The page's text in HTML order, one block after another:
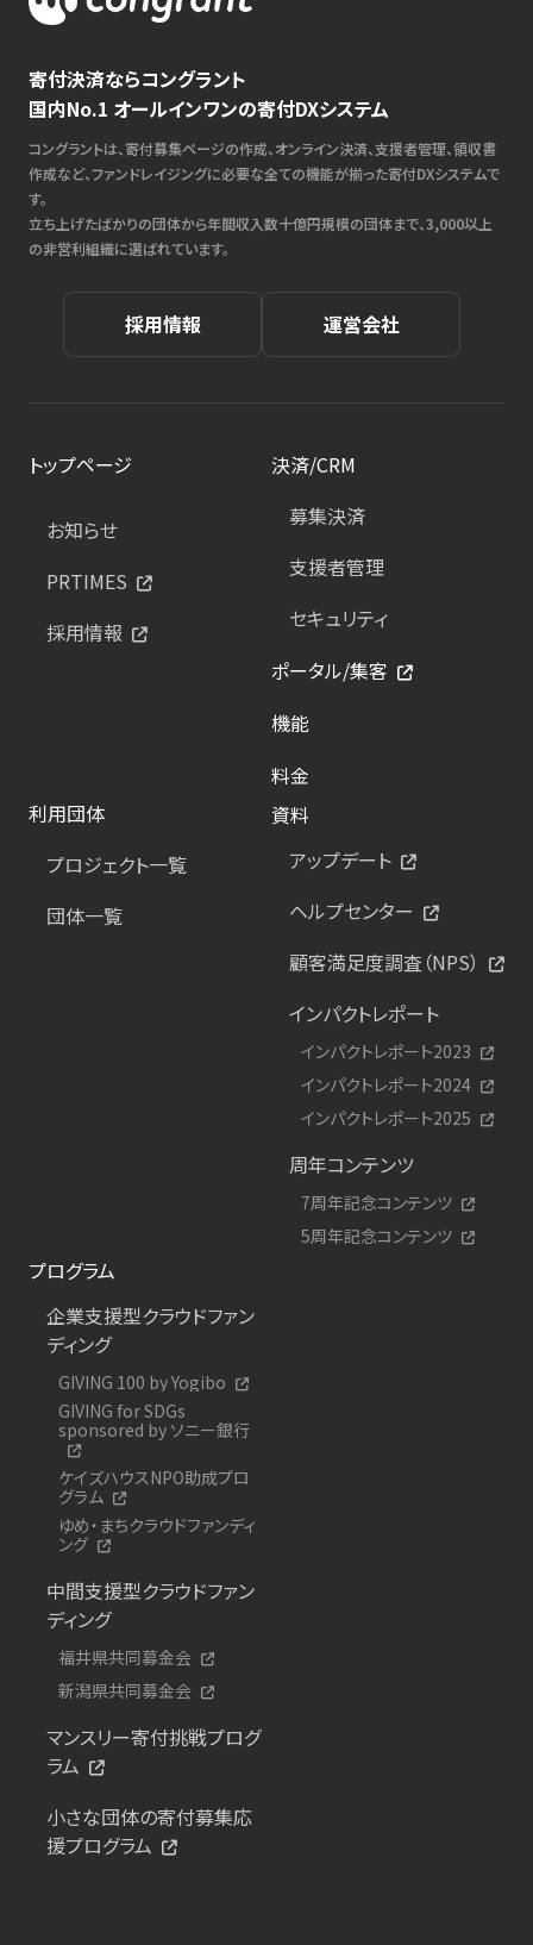
寄付決済ならコングラント
国内No.1 オールインワンの寄付DXシステム
コングラントは、寄付募集ページの作成、オンライン決済、支援者管理、領収書
作成など、ファンドレイジングに必要な全ての機能が揃った寄付DXシステムで
す。
立ち上げたばかりの団体から年間収入数十億円規模の団体まで、3,000以上
の非営利組織に選ばれています。
採用情報 運営会社
トップページ
お知らせ
PRTIMES
採用情報
決済/CRM
募集決済
支援者管理
セキュリティ
ポータル/集客
機能
料金
利用団体
プロジェクト一覧
団体一覧
資料
アップデート
ヘルプセンター
顧客満足度調査（NPS）
インパクトレポート
インパクトレポート2023
インパクトレポート2024
インパクトレポート2025
周年コンテンツ
7周年記念コンテンツ
5周年記念コンテンツ
プログラム
企業支援型クラウドファン
ディング
GIVING 100 by Yogibo
GIVING for SDGs
sponsored by ソニー銀行
ケイズハウスNPO助成プロ
グラム
ゆめ・まちクラウドファンディ
ング
中間支援型クラウドファン
ディング
福井県共同募金会
新潟県共同募金会
マンスリー寄付挑戦プログ
ラム
小さな団体の寄付募集応
援プログラム